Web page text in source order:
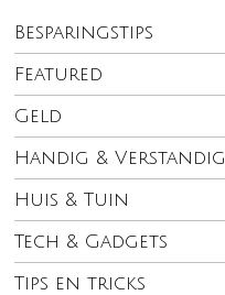
Besparingstips
Featured
Geld
Handig & Verstandig
Huis & Tuin
Tech & Gadgets
Tips en tricks